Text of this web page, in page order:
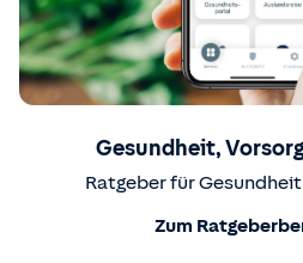
Gesundheit,
Ratgeber für
Zum